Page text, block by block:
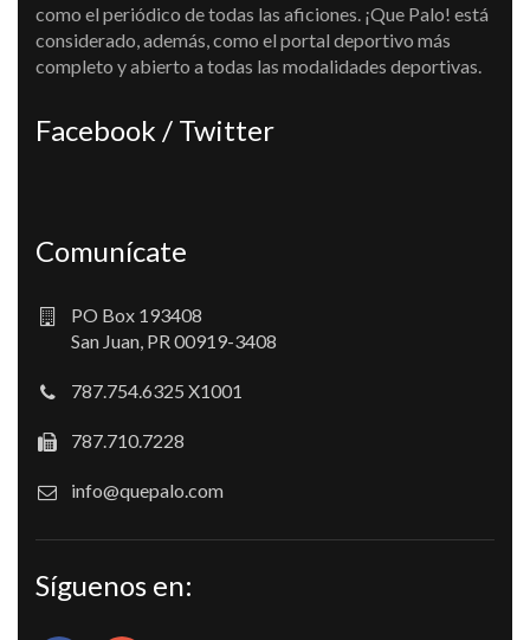
como el periódico de todas las aficiones. ¡Que Palo! está
considerado, además, como el portal deportivo más
completo y abierto a todas las modalidades deportivas.
Facebook / Twitter
Comunícate
PO Box 193408
San Juan, PR 00919-3408
787.754.6325 X1001
787.710.7228
info@quepalo.com
Síguenos en: